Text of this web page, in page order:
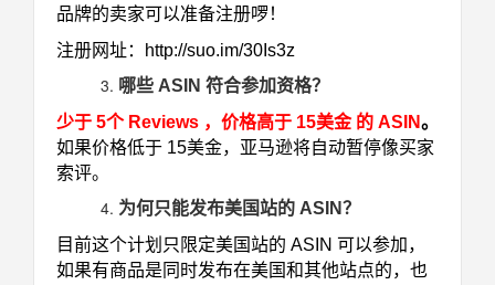
品牌的卖家可以准备注册啰！
注册网址：
http://suo.im/30Is3z
哪些 ASIN 符合参加资格？
少于 5个 Reviews ，价格高于 15美金 的 ASIN。
如果价格低于 15美金，亚马逊将自动暂停像买家
索评。
为何只能发布美国站的 ASIN？
目前这个计划只限定美国站的 ASIN 可以参加，
如果有商品是同时发布在美国和其他站点的，也